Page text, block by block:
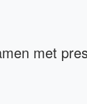
met